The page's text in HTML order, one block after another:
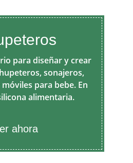
para diseñar y crear
sonajeros,
para bebe. En
alimentaria.
ahora